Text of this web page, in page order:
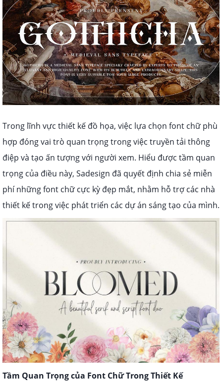
Trong lĩnh vực thiết kế đồ họa, việc lựa chọn font chữ phù
hợp đóng vai trò quan trọng trong việc truyền tải thông
điệp và tạo ấn tượng với người xem. Hiểu được tầm quan
trọng của điều này, Sadesign đã quyết định chia sẻ miễn
phí những font chữ cực kỳ đẹp mắt, nhằm hỗ trợ các nhà
thiết kế trong việc phát triển các dự án sáng tạo của mình.
Tầm Quan Trọng của Font Chữ Trong Thiết Kế